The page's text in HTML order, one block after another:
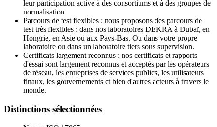
leur participation active à des consortiums et à des groupes de
normalisation.
Parcours de test flexibles : nous proposons des parcours de
test très flexibles : dans nos laboratoires DEKRA à Dubaï, en
Hongrie, en Asie ou aux Pays-Bas. Ou dans votre propre
laboratoire ou dans un laboratoire tiers sous supervision.
Certificats largement reconnus : nos certificats et rapports
d'essai sont largement reconnus et acceptés par les opérateurs
de réseau, les entreprises de services publics, les utilisateurs
finaux, les gouvernements et bien d'autres acteurs à travers le
monde.
Distinctions sélectionnées